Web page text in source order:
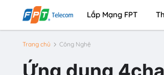
Lắp Mạng FPT
Trang chủ Công Nghệ